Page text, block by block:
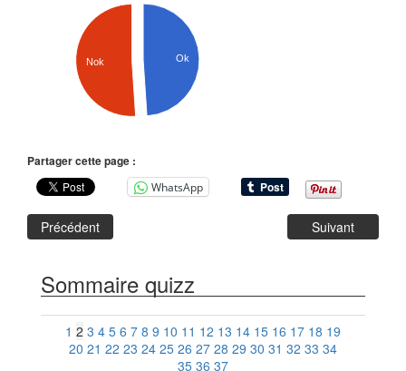
Ok
Nok
Partager cette page :
WhatsApp
Précédent Suivant
Sommaire quizz
1 2 3 4 5 6 7 8 9 10 11 12 13 14 15 16 17 18 19
20 21 22 23 24 25 26 27 28 29 30 31 32 33 34
35 36 37